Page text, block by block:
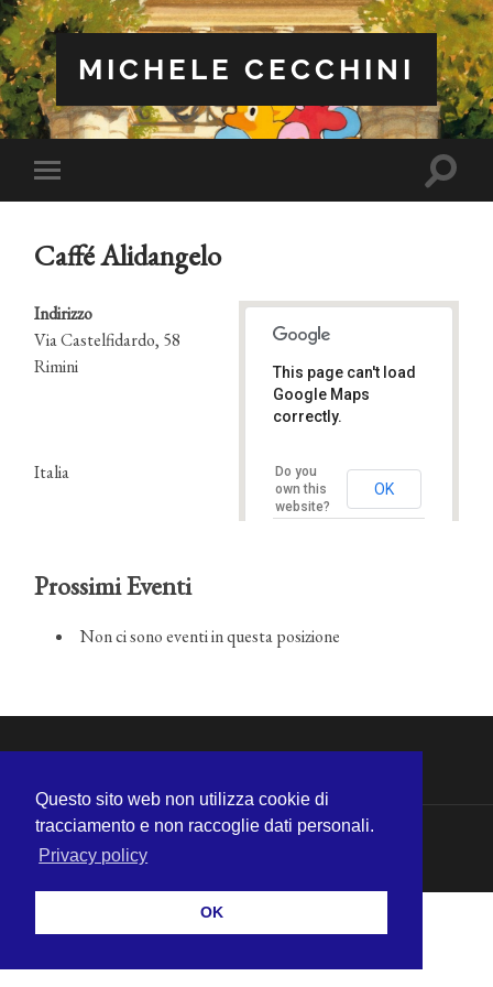
MICHELE CECCHINI
Attiva/disattiva
il
dispositivi
Attiva/
Caffé Alidangelo
Caffé Alidangelo
Via Castelfidardo, 58 - Rimini
Eventi
This page can't load
Google Maps
correctly.
Do you
own this
website?
OK
Indirizzo
Via Castelfidardo, 58
Rimini
Italia
Prossimi Eventi
Non ci sono eventi in questa posizione
© 2026
Questo sito web non utilizza cookie di
tracciamento e non raccoglie dati personali.
Privacy policy
OK